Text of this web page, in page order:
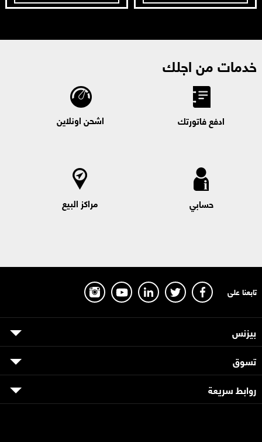
خدمات من اجلك
ادفع فاتورتك اشحن اونلاين
حسابي مراكز البيع
تابعنا على
بيزنس
تسوق
روابط سريعة